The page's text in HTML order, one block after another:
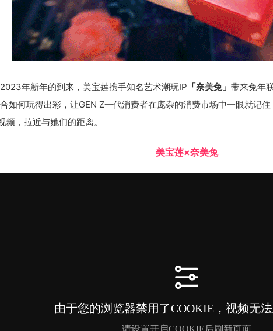
年新年的到来，美宝莲携手知名艺术潮玩IP 「奈美兔」 带来兔年
如何玩得出彩，让GEN Z一代消费者在庞杂的消费市场中一眼就记
频，拉近与她们的距离。
美宝莲×奈美兔